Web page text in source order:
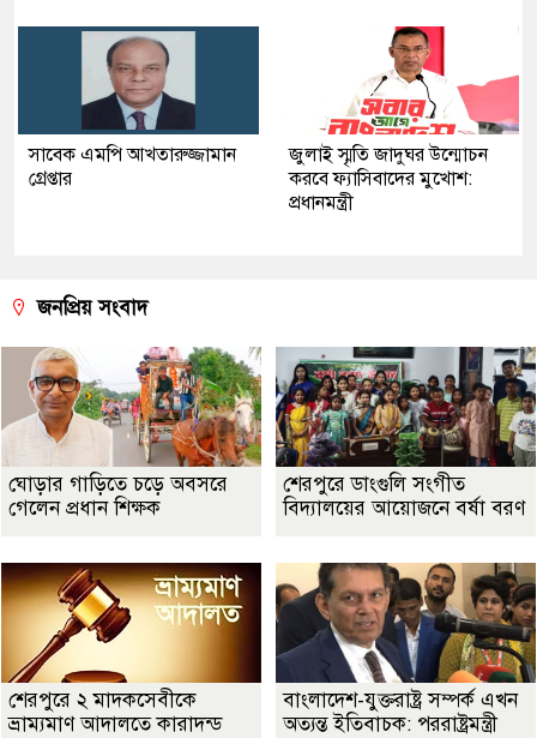
সাবেক এমপি আখতারুজ্জামান
গ্রেপ্তার
জুলাই স্মৃতি জাদুঘর উন্মোচন
করবে ফ্যাসিবাদের মুখোশ:
প্রধানমন্ত্রী
জনপ্রিয় সংবাদ
ঘোড়ার গাড়িতে চড়ে অবসরে
গেলেন প্রধান শিক্ষক
শেরপুরে ডাংগুলি সংগীত
বিদ্যালয়ের আয়োজনে বর্ষা বরণ
শেরপুরে ২ মাদকসেবীকে
ভ্রাম্যমাণ আদালতে কারাদন্ড
বাংলাদেশ-যুক্তরাষ্ট্র সম্পর্ক এখন
অত্যন্ত ইতিবাচক: পররাষ্ট্রমন্ত্রী